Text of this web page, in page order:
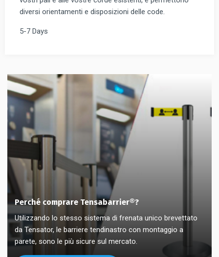
diversi orientamenti e disposizioni delle code.
5-7 Days
Perché comprare Tensabarrier®?
Utilizzando lo stesso sistema di frenata unico brevettato
da Tensator, le barriere tendinastro con montaggio a
parete, sono le più sicure sul mercato.